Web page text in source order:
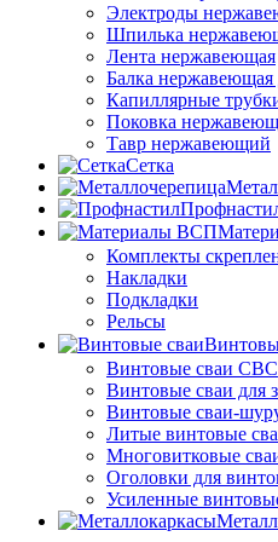
Электроды
Шпилька
Лента нержавеющая
Балка нержавеющая
Капиллярные
Поковка
Тавр нержавеющий
Сетка
Комплекты
Накладки
Подкладки
Рельсы
Винтовые сваи СВС
Винтовые сваи для
Винтовые сваи-
Литые винтовые
Многовитковые
Оголовки для
Усиленные